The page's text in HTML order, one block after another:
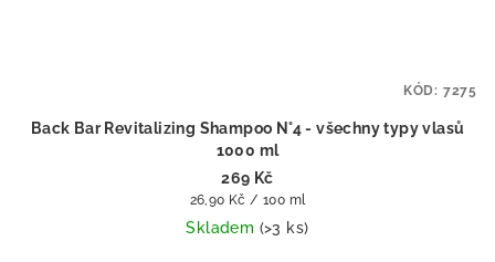
Back Bar Revitalizing Shampoo N°4 - všechny typy vlasů
1000 ml
269 Kč
Měrná
cena:
26,90 Kč / 100 ml
Skladem (>3 ks)
KÓD: 7275